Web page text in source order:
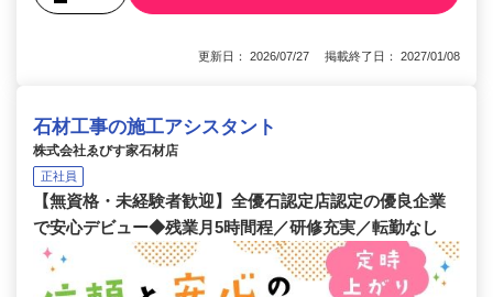
更新日： 2026/07/27 掲載終了日： 2027/01/08
石材工事の施工アシスタント
株式会社ゑびす家石材店
正社員
【無資格・未経験者歓迎】全優石認定店認定の優良企業
で安心デビュー◆残業月5時間程／研修充実／転勤なし